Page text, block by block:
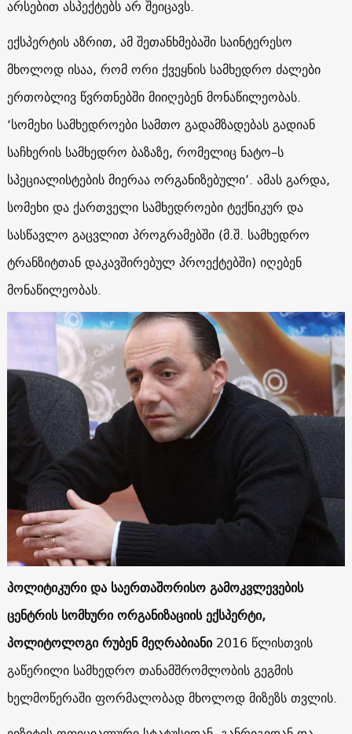
არსებით ასპექტებს არ შეიცავს.
ექსპერტის აზრით, ამ შეთანხმებაში საინტერესო
მხოლოდ ისაა, რომ ორი ქვეყნის სამხედრო ძალები
ერთობლივ წვრთნებში მიიღებენ მონაწილეობას.
‘სომეხი სამხედროები სამთო გადამზადებას გადიან
საჩხერის სამხედრო ბაზაზე, რომელიც ნატო–ს
სპეციალისტების მიერაა ორგანიზებული’. ამას გარდა,
სომეხი და ქართველი სამხედროები ტექნიკურ და
სასწავლო გაცვლით პროგრამებში (მ.შ. სამხედრო
ტრანზიტთან დაკავშირებულ პროექტებში) იღებენ
მონაწილეობას.
პოლიტიკური და საერთაშორისო გამოკვლევების
ცენტრის სომხური ორგანიზაციის ექსპერტი,
პოლიტოლოგი რუბენ მეღრაბიანი2016 წლისთვის
გაწერილი სამხედრო თანამშრომლობის გეგმის
ხელმოწერაში ფორმალობად მხოლოდ მიზეზს თვლის.